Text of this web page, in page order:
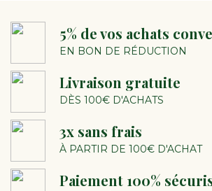
5% de vos achats
EN BON DE RÉDUCTION
Livraison gratuite
DÈS 100€ D'ACHATS
3x sans frais
À PARTIR DE 100€ D'ACHAT
Paiement 100%